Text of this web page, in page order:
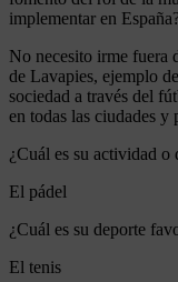
implementar en
No necesito irme fuera
de Lavapies, ejemplo
sociedad a través del
en todas las ciudades y
¿Cuál es su actividad
El pádel
¿Cuál es su deporte
El tenis